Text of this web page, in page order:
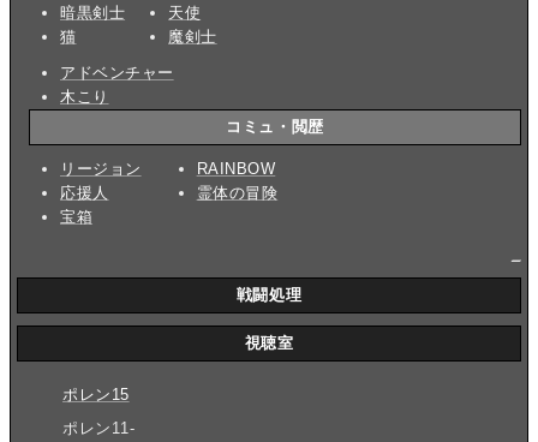
暗黒剣士
猫
天使
魔剣士
アドベンチャー
木こり
コミュ・閲歴
リージョン
応援人
宝箱
RAINBOW
霊体の冒険
戦闘処理
視聴室
ポレン15
ポレン11-